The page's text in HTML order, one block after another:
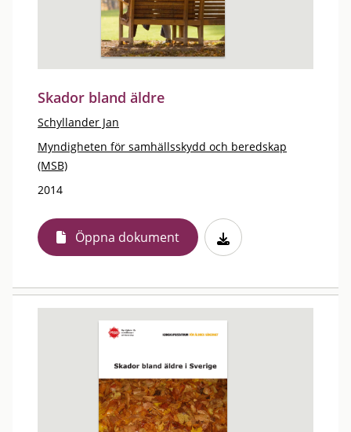
Skador bland äldre
Schyllander Jan
Myndigheten för samhällsskydd och beredskap
(MSB)
2014
Öppna dokument